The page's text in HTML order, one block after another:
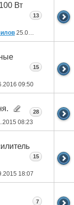
Вт
25.09.2016
13
09:50
15
08:23
28
18:07
15
7